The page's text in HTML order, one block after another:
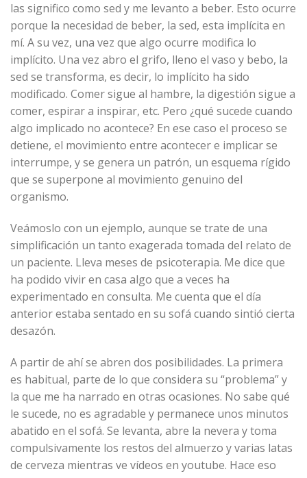
las significo como sed y me levanto a beber. Esto ocurre
porque la necesidad de beber, la sed, esta implícita en
mí. A su vez, una vez que algo ocurre modifica lo
implícito. Una vez abro el grifo, lleno el vaso y bebo, la
sed se transforma, es decir, lo implícito ha sido
modificado. Comer sigue al hambre, la digestión sigue a
comer, espirar a inspirar, etc. Pero ¿qué sucede cuando
algo implicado no acontece? En ese caso el proceso se
detiene, el movimiento entre acontecer e implicar se
interrumpe, y se genera un patrón, un esquema rígido
que se superpone al movimiento genuino del
organismo.
Veámoslo con un ejemplo, aunque se trate de una
simplificación un tanto exagerada tomada del relato de
un paciente. Lleva meses de psicoterapia. Me dice que
ha podido vivir en casa algo que a veces ha
experimentado en consulta. Me cuenta que el día
anterior estaba sentado en su sofá cuando sintió cierta
desazón.
A partir de ahí se abren dos posibilidades. La primera
es habitual, parte de lo que considera su “problema” y
la que me ha narrado en otras ocasiones. No sabe qué
le sucede, no es agradable y permanece unos minutos
abatido en el sofá. Se levanta, abre la nevera y toma
compulsivamente los restos del almuerzo y varias latas
de cerveza mientras ve vídeos en youtube. Hace eso